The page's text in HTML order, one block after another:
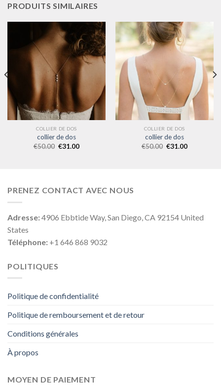
PRODUITS SIMILAIRES
COLLIER DE DOS
collier de dos
€50.00 €31.00
COLLIER DE DOS
collier de dos
€50.00 €31.00
PRENEZ CONTACT AVEC NOUS
Adresse:4906 Ebbtide Way, San Diego, CA 92154 United
States
Téléphone: +1 646 868 9032
POLITIQUES
Politique de confidentialité
Politique de remboursement et de retour
Conditions générales
À propos
MOYEN DE PAIEMENT